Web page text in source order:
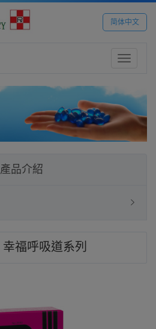
简体中文
Toggle
產品介紹
幸福呼吸道系列